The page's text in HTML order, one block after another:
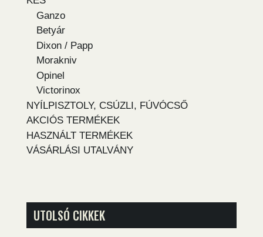
Ganzo
Betyár
Dixon / Papp
Morakniv
Opinel
Victorinox
NYÍLPISZTOLY, CSÚZLI, FÚVÓCSŐ
AKCIÓS TERMÉKEK
HASZNÁLT TERMÉKEK
VÁSÁRLÁSI UTALVÁNY
UTOLSÓ CIKKEK